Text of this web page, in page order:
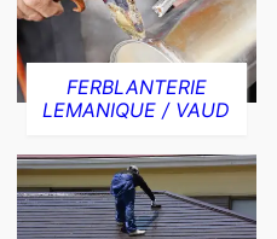
FERBLANTERIE
LEMANIQUE / VAUD